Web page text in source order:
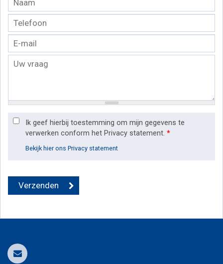
Ik geef hierbij toestemming om mijn gegevens te
verwerken conform het Privacy statement. *
Bekijk hier ons Privacy statement